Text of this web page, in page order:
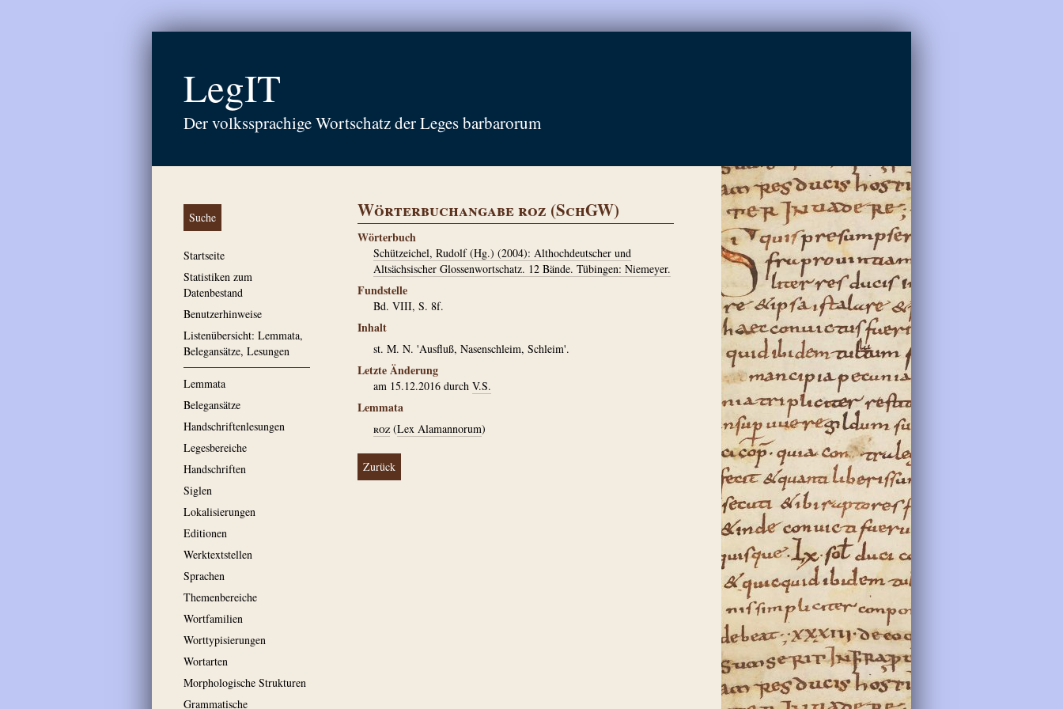
LegIT
Der volkssprachige Wortschatz der Leges barbarorum
Suche
Startseite
Statistiken zum
Datenbestand
Benutzerhinweise
Listenübersicht: Lemmata,
Belegansätze, Lesungen
Lemmata
Belegansätze
Handschriftenlesungen
Legesbereiche
Handschriften
Siglen
Lokalisierungen
Editionen
Werktextstellen
Sprachen
Themenbereiche
Wortfamilien
Worttypisierungen
Wortarten
Morphologische Strukturen
Grammatische
Wörterbuchangabe roz (SchGW)
Wörterbuch
Schützeichel, Rudolf (Hg.) (2004): Althochdeutscher und
Altsächsischer Glossenwortschatz. 12 Bände. Tübingen: Niemeyer.
Fundstelle
Bd. VIII, S. 8f.
Inhalt
st. M. N. 'Ausfluß, Nasenschleim, Schleim'.
Letzte Änderung
am 15.12.2016 durch V.S.
Lemmata
roz(Lex Alamannorum)
Zurück